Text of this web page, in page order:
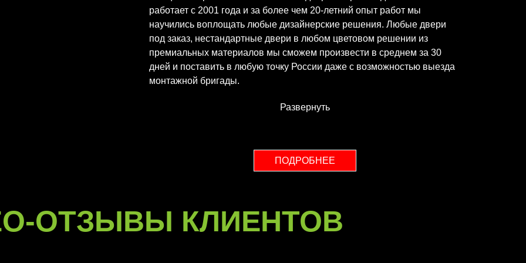
работает с 2001 года и за более чем 20-летний опыт работ мы
научились воплощать любые дизайнерские решения. Любые двери
под заказ, нестандартные двери в любом цветовом решении из
премиальных материалов мы сможем произвести в среднем за 30
дней и поставить в любую точку России даже с возможностью выезда
монтажной бригады.
Развернуть
ПОДРОБНЕЕ
ОТЗЫВЫ КЛИЕНТОВ